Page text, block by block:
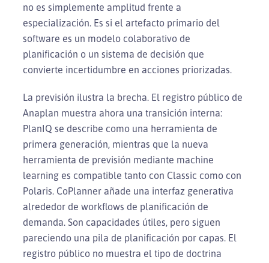
no es simplemente amplitud frente a
especialización. Es si el artefacto primario del
software es un modelo colaborativo de
planificación o un sistema de decisión que
convierte incertidumbre en acciones priorizadas.
La previsión ilustra la brecha. El registro público de
Anaplan muestra ahora una transición interna:
PlanIQ se describe como una herramienta de
primera generación, mientras que la nueva
herramienta de previsión mediante machine
learning es compatible tanto con Classic como con
Polaris. CoPlanner añade una interfaz generativa
alrededor de workflows de planificación de
demanda. Son capacidades útiles, pero siguen
pareciendo una pila de planificación por capas. El
registro público no muestra el tipo de doctrina